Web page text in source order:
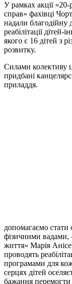
У рамках акції
справ» фахівці
надали благодійну
реабілітації
якого є 16 дітей з
розвитку.
Силами колективу
придбані
приладдя.
допомагаємо стати
фізичними вадами,
життя» Марія
проводять
програмами для
серцях дітей
бажання перемогти